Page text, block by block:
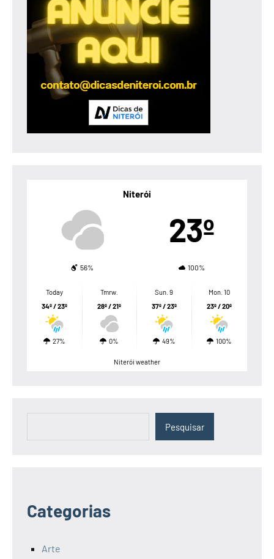
Niterói
23º
56% 100%
Today
34º / 23º
27%
Tmrw.
28º / 21º
0%
Sun. 9
37º / 23º
49%
Mon. 10
23º / 20º
100%
Niterói weather
Pesquisar
Categorias
Arte